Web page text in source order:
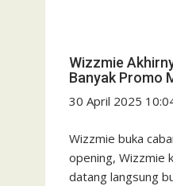
Wizzmie
Banyak Promo
30 April 2025
Wizzmie buka
opening, Wizzmie
datang langsung